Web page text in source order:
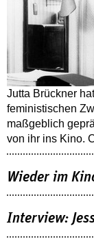
Jutta Brückner
feministischen
maßgeblich
von ihr ins Kino.
Wieder im
Interview: